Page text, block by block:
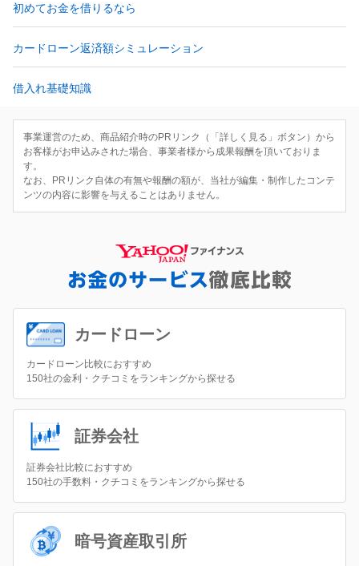
初めてお金を借りるなら
カードローン返済額シミュレーション
借入れ基礎知識
事業運営のため、商品紹介時のPRリンク（「詳しく見る」ボタン）から
お客様がお申込みされた場合、事業者様から成果報酬を頂いておりま
す。
なお、PRリンク自体の有無や報酬の額が、当社が編集・制作したコンテ
ンツの内容に影響を与えることはありません。
カードローン
カードローン比較におすすめ
150社の金利・クチコミをランキングから探せる
証券会社
証券会社比較におすすめ
150社の手数料・クチコミをランキングから探せる
暗号資産取引所